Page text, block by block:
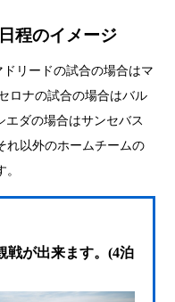
程のイメージ
リードの試合の場合はマ
ロナの試合の場合はバル
エダの場合はサンセバス
れ以外のホームチームの
戦が出来ます。(4泊